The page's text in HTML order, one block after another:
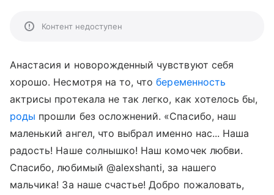
Контент недоступен
Анастасия и новорожденный чувствуют себя
хорошо. Несмотря на то, чтобеременность
актрисы протекала не так легко, как хотелось бы,
роды прошли без осложнений. «Спасибо, наш
маленький ангел, что выбрал именно нас... Наша
радость! Наше солнышко! Наш комочек любви.
Спасибо, любимый @alexshanti, за нашего
мальчика! За наше счастье! Добро пожаловать,